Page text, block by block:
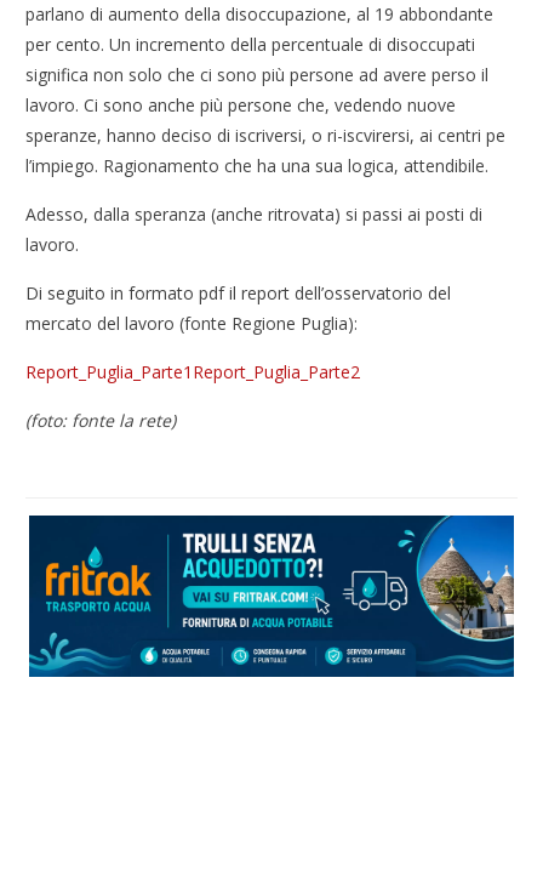
parlano di aumento della disoccupazione, al 19 abbondante
per cento. Un incremento della percentuale di disoccupati
significa non solo che ci sono più persone ad avere perso il
lavoro. Ci sono anche più persone che, vedendo nuove
speranze, hanno deciso di iscriversi, o ri-iscvirersi, ai centri pe
l’impiego. Ragionamento che ha una sua logica, attendibile.
Adesso, dalla speranza (anche ritrovata) si passi ai posti di
lavoro.
Di seguito in formato pdf il report dell’osservatorio del
mercato del lavoro (fonte Regione Puglia):
Report_Puglia_Parte1 Report_Puglia_Parte2
(foto: fonte la rete)